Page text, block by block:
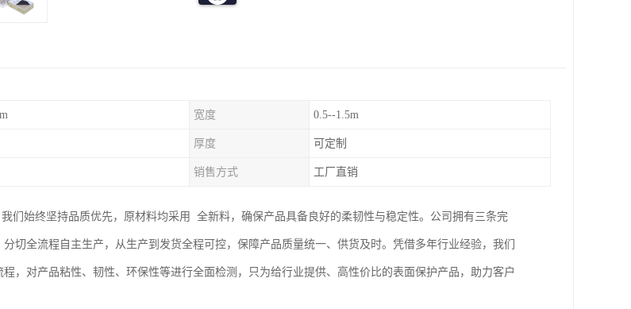
宽度 0.5--1.5m
厚度 可定制
销售方式 工厂直销
们始终坚持品质优先，原材料均采用 全新料，确保产品具备良好的柔韧性与稳定性。公司拥有三条完
切全流程自主生产，从生产到发货全程可控，保障产品质量统一、供货及时。凭借多年行业经验，我们
，对产品粘性、韧性、环保性等进行全面检测，只为给行业提供、高性价比的表面保护产品，助力客户